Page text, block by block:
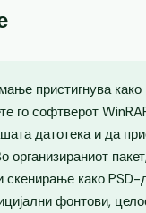
пристигнува
го софтверот
датотека и да
организираниот
како PSD-
фонтови,